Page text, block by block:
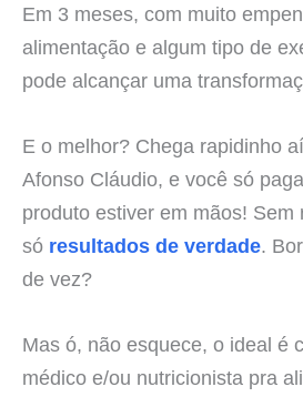
Em 3 meses, com muito
alimentação e algum tipo de
pode alcançar uma
E o melhor? Chega rapidinho
Afonso Cláudio, e você só
produto estiver em mãos! Sem
só resultados de verdade.
de vez?
Mas ó, não esquece, o ideal é
médico e/ou nutricionista pra